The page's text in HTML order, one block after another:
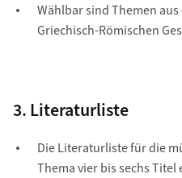
Wählbar sind Themen
Griechisch-Römischen
3. Literaturliste
Die Literaturliste für die
Thema vier bis sechs